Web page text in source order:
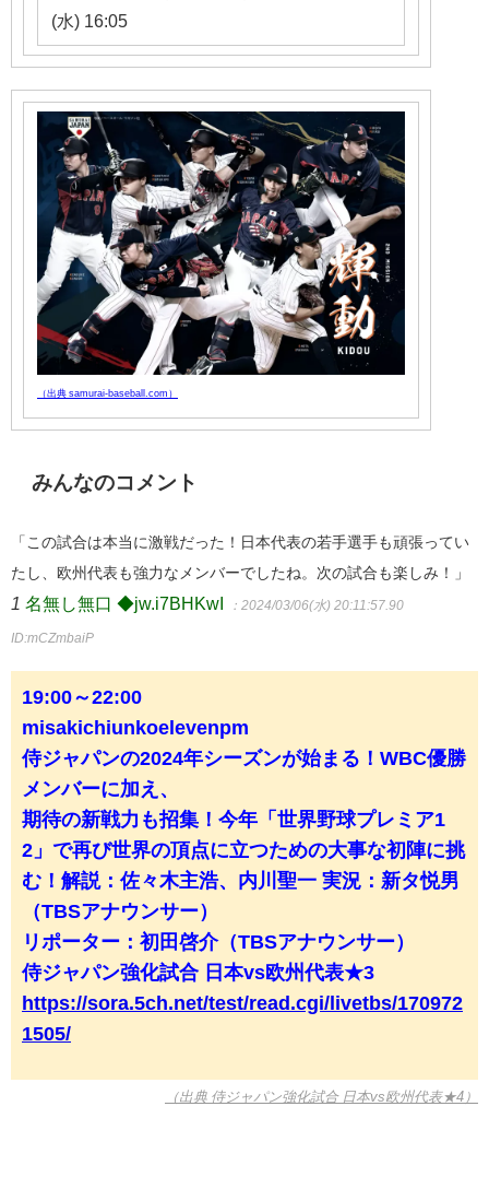
(水) 16:05
（出典 samurai-baseball.com）
みんなのコメント
「この試合は本当に激戦だった！日本代表の若手選手も頑張ってい
たし、欧州代表も強力なメンバーでしたね。次の試合も楽しみ！」
1 名無し無口 ◆jw.i7BHKwI ：2024/03/06(水) 20:11:57.90
ID:mCZmbaiP
19:00～22:00
misakichiunkoelevenpm
侍ジャパンの2024年シーズンが始まる！WBC優勝
メンバーに加え、
期待の新戦力も招集！今年「世界野球プレミア1
2」で再び世界の頂点に立つための大事な初陣に挑
む！解説：佐々木主浩、内川聖一 実況：新タ悦男
（TBSアナウンサー）
リポーター：初田啓介（TBSアナウンサー）
侍ジャパン強化試合 日本vs欧州代表★3
https://sora.5ch.net/test/read.cgi/livetbs/170972
1505/
（出典 侍ジャパン強化試合 日本vs欧州代表★4）